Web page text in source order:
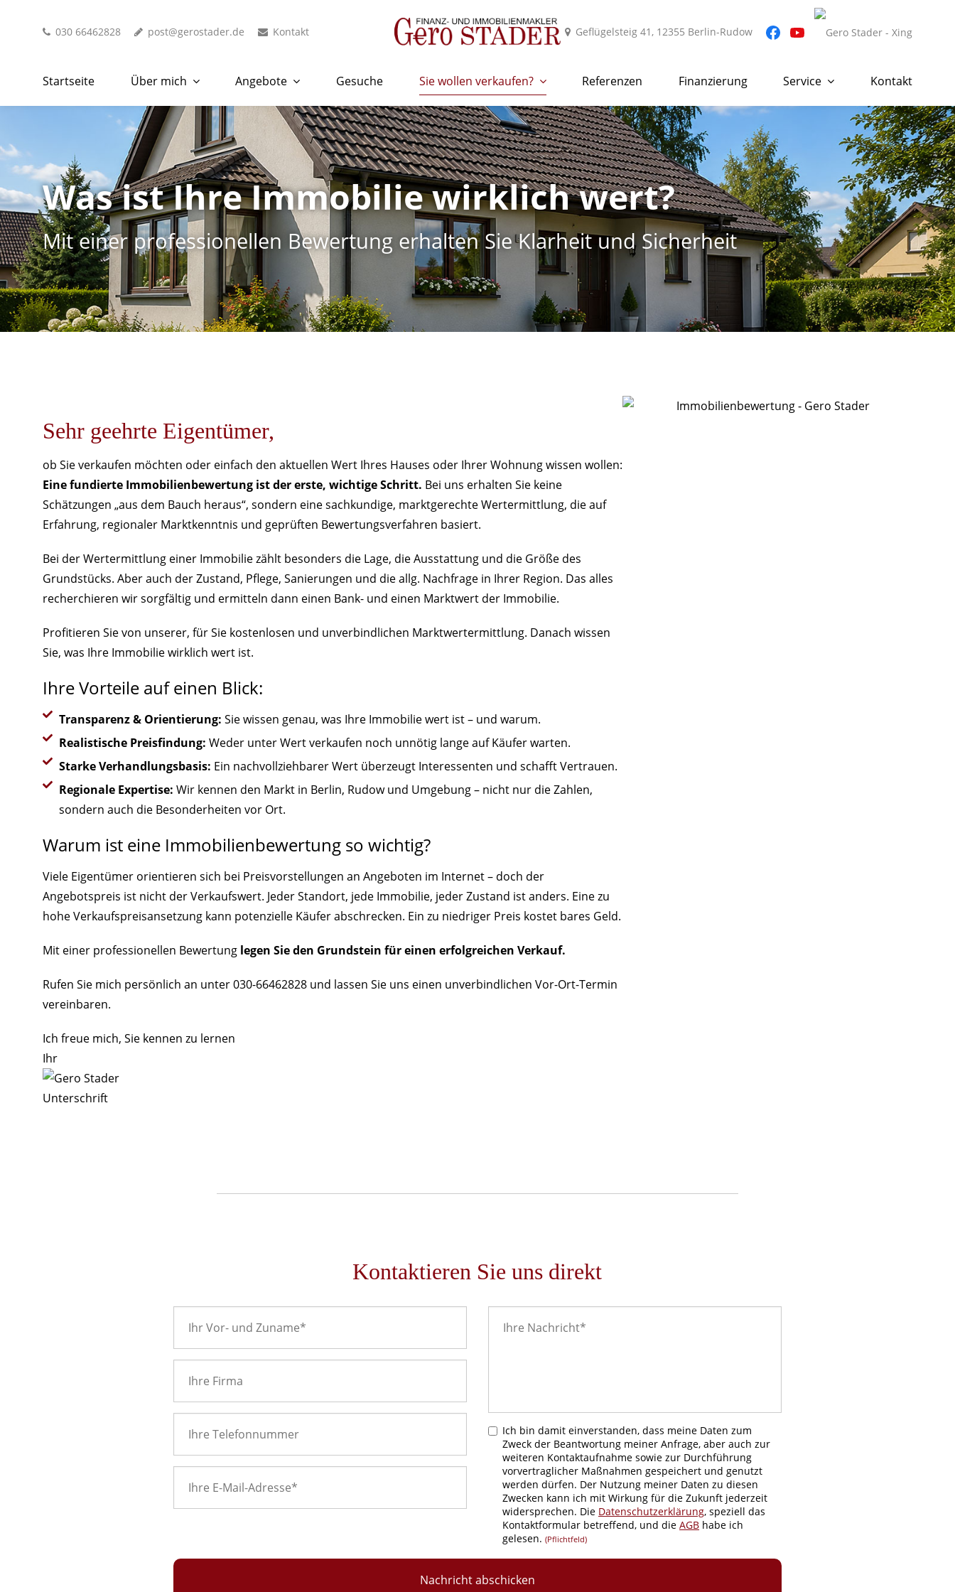
030 66462828 post@gerostader.de Kontakt Geflügelsteig 41, 12355 Berlin-Rudow
Startseite Über mich Angebote Gesuche Sie wollen verkaufen? Referenzen Finanzierung Service Kontakt
Was ist Ihre Immobilie wirklich wert?
Mit einer professionellen Bewertung erhalten Sie Klarheit und Sicherheit
Sehr geehrte Eigentümer,
ob Sie verkaufen möchten oder einfach den aktuellen Wert Ihres Hauses oder Ihrer Wohnung wissen wollen:
Eine fundierte Immobilienbewertung ist der erste, wichtige Schritt. Bei uns erhalten Sie keine
Schätzungen „aus dem Bauch heraus“, sondern eine sachkundige, marktgerechte Wertermittlung, die auf
Erfahrung, regionaler Marktkenntnis und geprüften Bewertungsverfahren basiert.
Bei der Wertermittlung einer Immobilie zählt besonders die Lage, die Ausstattung und die Größe des
Grundstücks. Aber auch der Zustand, Pflege, Sanierungen und die allg. Nachfrage in Ihrer Region. Das alles
recherchieren wir sorgfältig und ermitteln dann einen Bank- und einen Marktwert der Immobilie.
Profitieren Sie von unserer, für Sie kostenlosen und unverbindlichen Marktwertermittlung. Danach wissen
Sie, was Ihre Immobilie wirklich wert ist.
Ihre Vorteile auf einen Blick:
Transparenz & Orientierung: Sie wissen genau, was Ihre Immobilie wert ist – und warum.
Realistische Preisfindung: Weder unter Wert verkaufen noch unnötig lange auf Käufer warten.
Starke Verhandlungsbasis: Ein nachvollziehbarer Wert überzeugt Interessenten und schafft Vertrauen.
Regionale Expertise: Wir kennen den Markt in Berlin, Rudow und Umgebung – nicht nur die Zahlen,
sondern auch die Besonderheiten vor Ort.
Warum ist eine Immobilienbewertung so wichtig?
Viele Eigentümer orientieren sich bei Preisvorstellungen an Angeboten im Internet – doch der
Angebotspreis ist nicht der Verkaufswert. Jeder Standort, jede Immobilie, jeder Zustand ist anders. Eine zu
hohe Verkaufspreisansetzung kann potenzielle Käufer abschrecken. Ein zu niedriger Preis kostet bares Geld.
Mit einer professionellen Bewertung legen Sie den Grundstein für einen erfolgreichen Verkauf.
Rufen Sie mich persönlich an unter 030-66462828 und lassen Sie uns einen unverbindlichen Vor-Ort-Termin
vereinbaren.
Ich freue mich, Sie kennen zu lernen
Ihr
Kontaktieren Sie uns direkt
Ich bin damit einverstanden, dass meine Daten zum
Zweck der Beantwortung meiner Anfrage, aber auch zur
weiteren Kontaktaufnahme sowie zur Durchführung
vorvertraglicher Maßnahmen gespeichert und genutzt
werden dürfen. Der Nutzung meiner Daten zu diesen
Zwecken kann ich mit Wirkung für die Zukunft jederzeit
widersprechen. Die Datenschutzerklärung, speziell das
Kontaktformular betreffend, und die AGBhabe ich
gelesen. (Pflichtfeld)